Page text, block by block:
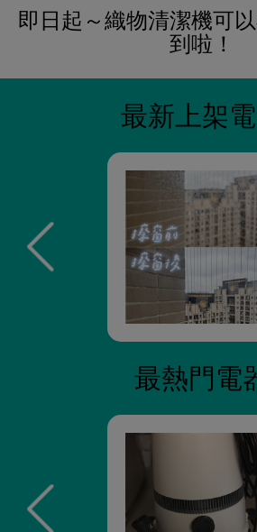
即日起～織物清潔機可
到啦！
最新上架
最熱門電